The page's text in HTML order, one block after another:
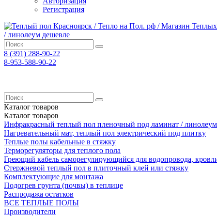
Регистрация
8 (391) 288-90-22
8-953-588-90-22
Каталог товаров
Каталог товаров
Инфракрасный теплый пол пленочный под ламинат / линолеум
Нагревательный мат, теплый пол электрический под плитку
Теплые полы кабельные в стяжку
Терморегуляторы для теплого пола
Греющий кабель саморегулирующийся для водопровода,
Cтержневой теплый пол в плиточный клей или стяжку
Комплектующие для монтажа
Подогрев грунта (почвы) в теплице
Распродажа остатков
ВСЕ ТЕПЛЫЕ ПОЛЫ
Производители